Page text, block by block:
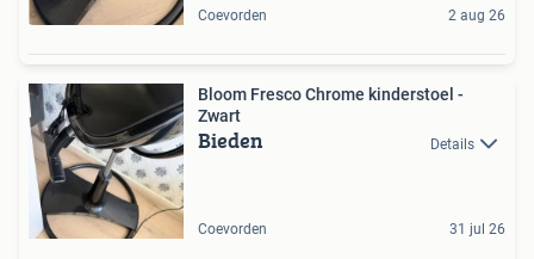
Coevorden 2 aug 26
Bloom Fresco Chrome kinderstoel -
Zwart
Bieden Details
Coevorden 31 jul 26